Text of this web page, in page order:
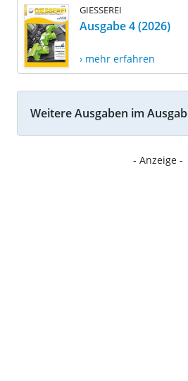
GIESSEREI
Ausgabe 4 (2026)
› mehr erfahren
Weitere Ausgaben im
- Anzeige -